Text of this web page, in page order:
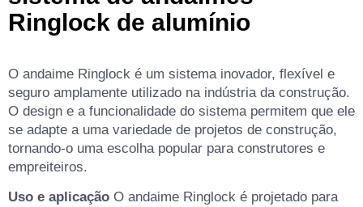
Ringlock de alumínio
O andaime Ringlock é um sistema inovador, flexível e
seguro amplamente utilizado na indústria da construção.
O design e a funcionalidade do sistema permitem que ele
se adapte a uma variedade de projetos de construção,
tornando-o uma escolha popular para construtores e
empreiteiros.
Uso e aplicação O andaime Ringlock é projetado para